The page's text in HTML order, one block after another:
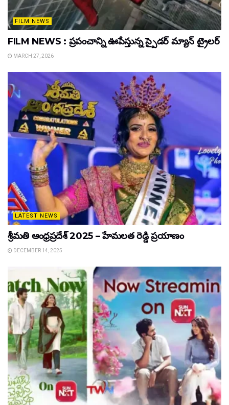
FILM NEWS
FILM NEWS : ప్రపంచాన్ని ఊపేస్తున్న స్పైడర్ మ్యాన్ ట్రైలర్
MARCH 27, 2026
LATEST NEWS
శ్రీమతి ఆంధ్రప్రదేశ్ 2025 – హేమలత రెడ్డి ప్రయాణం
DECEMBER 14, 2025